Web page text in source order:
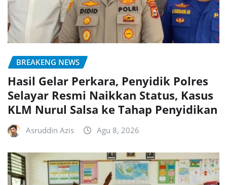
BREAKENG NEWS
Hasil Gelar Perkara, Penyidik Polres
Selayar Resmi Naikkan Status, Kasus
KLM Nurul Salsa ke Tahap Penyidikan
Asruddin Azis Agu 8, 2026